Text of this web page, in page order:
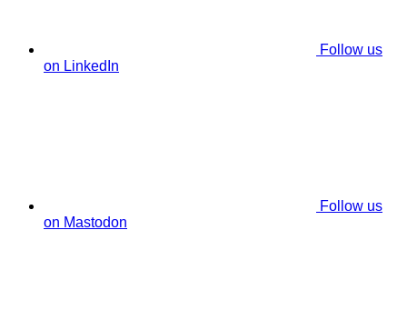
Follow us
on LinkedIn
Follow us
on Mastodon